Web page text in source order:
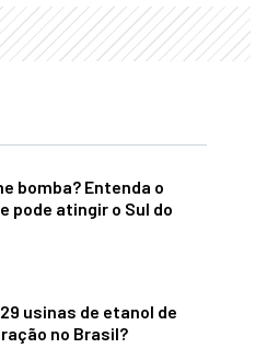
bomba? Entenda o
pode atingir o Sul do
usinas de etanol de
no Brasil?